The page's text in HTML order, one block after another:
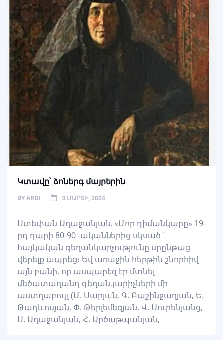
Կտավը՝ ձոներգ մայրերին
BYARDI 3 ՄԱՐՏԻ, 2024
Ստեփան Աղաջանյան, «Մոր դիմանկարը» 19-
րդ դարի 80-90 -ականներից սկսած`
հայկական գեղանկարչությունը սրընթաց
վերելք ապրեց։ Եվ առաջին հերթին շնորհիվ
այն բանի, որ ասպարեզ էր մտնել
մեծատաղանդ գեղանկարիչների մի
աստղաբույլ (Մ. Սարյան, Գ. Բաշինջաղյան, Ե.
Թադևոսյան, Փ. Թերլեմեզյան, Վ. Սուրենյանց,
Ս. Աղաջանյան, Հ. Արծաթպանյան,